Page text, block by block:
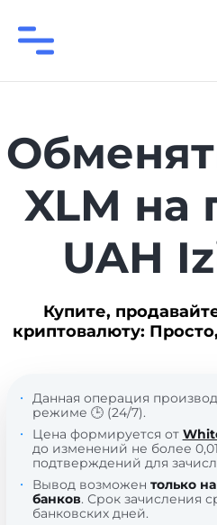
XLM на
UAH
Купите,
криптовалюту:
Данная операция
режиме 🕒 (24/7).
Цена формируется от
до изменений не более
подтверждений для
Вывод возможен только
банков. Срок зачисления
банковских дней.